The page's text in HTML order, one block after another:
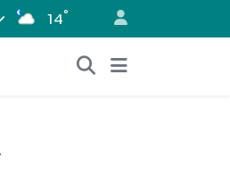
14°